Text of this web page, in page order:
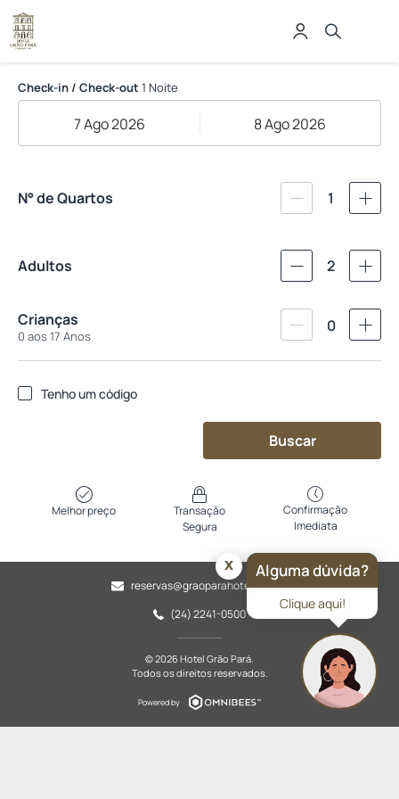
Hotel Grão Pará
Check-in / Check-out 1 Noite
7 Ago 2026 8 Ago 2026
N° de Quartos 1
Adultos 2
Crianças
0 aos 17 Anos
0
Tenho um código
Buscar
Melhor preço
Transação
Segura
Confirmação
Imediata
reservas@graoparahotel.com.br
(24) 2241-0500
© 2026 Hotel Grão Pará.
Todos os direitos reservados.
Powered by
Alguma dúvida?
Clique aqui!
x